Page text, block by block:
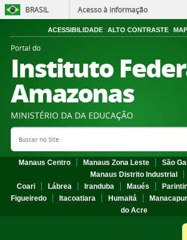
BRASIL Acesso à informação
ACESSIBILIDADE ALTO CONTRASTE
Portal do
Instituto
Amazonas
MINISTÉRIO DA DA EDUCAÇÃO
Search Site
Manaus Centro Manaus Zona Leste
São
Manaus Distrito Industrial
Coari
Lábrea Iranduba Maués
Figueiredo
Itacoatiara Humaitá
do Acre